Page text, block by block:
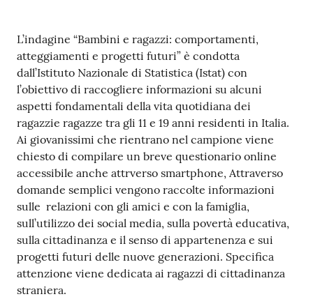
t
i
p
l
o
Tutti
gli
argomenti...
Seguici
su
Contenuto
L’indagine “Bambini e ragazzi: comportamenti,
atteggiamenti e progetti futuri” è condotta
dall’Istituto Nazionale di Statistica (Istat) con
l’obiettivo di raccogliere informazioni su alcuni
aspetti fondamentali della vita quotidiana dei
ragazzie ragazze tra gli 11 e 19 anni residenti in Italia.
Ai giovanissimi che rientrano nel campione viene
chiesto di compilare un breve questionario online
accessibile anche attrverso smartphone, Attraverso
domande semplici vengono raccolte informazioni
sulle relazioni con gli amici e con la famiglia,
sull’utilizzo dei social media, sulla povertà educativa,
sulla cittadinanza e il senso di appartenenza e sui
progetti futuri delle nuove generazioni. Specifica
attenzione viene dedicata ai ragazzi di cittadinanza
straniera.